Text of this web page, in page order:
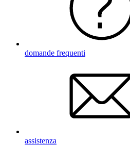
domande frequenti
assistenza